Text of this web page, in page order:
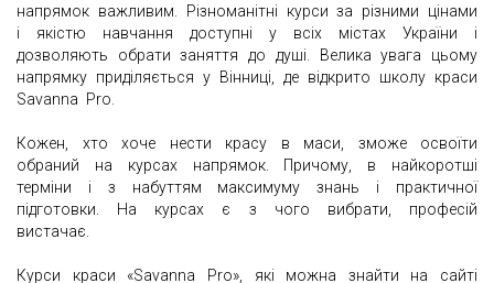
напрямок важливим. Різноманітні курси за різними цінами
і якістю навчання доступні у всіх містах України і
дозволяють обрати заняття до душі. Велика увага цьому
напрямку приділяється у Вінниці, де відкрито школу краси
Savanna Pro.
Кожен, хто хоче нести красу в маси, зможе освоїти
обраний на курсах напрямок. Причому, в найкоротші
терміни і з набуттям максимуму знань і практичної
підготовки. На курсах є з чого вибрати, професій
вистачає.
Курси краси «Savanna Prо», які можна знайти на сайті